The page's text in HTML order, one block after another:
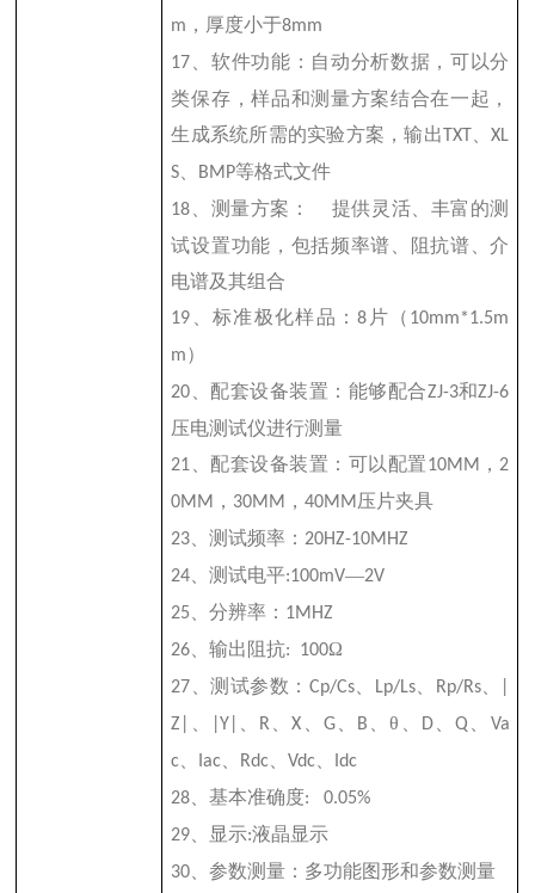
m ，厚度小于8mm
17 、软件功能：自动分析数据，可以分
类保存，样品和测量方案结合在一起，
生成系统所需的实验方案，输出
TXT 、XL
S
BMP等格式文件
18 、测量方案：
提供灵活、丰富的测
试设置功能，包括频率谱、阻抗谱、介
电谱及其组合
19 、标准极化样品：8 片（ 10mm*1.5m
m）
20 、配套设备装置：能够配合ZJ-3和ZJ-6
压电测试仪进行测量
21 、配套设备装置：可以配置10MM ， 2
0MM
， 30MM ，40MM 压片夹具
23 、测试频率： 20HZ-10MHZ
24 、测试电平:100mV—2V
25
、分辨率： 1MHZ
26 、输出阻抗: 100Ω
27 、测试参数： Cp/Cs、 Lp/Ls、 Rp/Rs、
Z|
|Y| R 、X G、 B 、θ、 D、Q
Va
c
Iac Rdc 、Vdc
Idc
28 、基本准确度: 0.05%
29 、显示:液晶显示
30 、参数测量：多功能图形和参数测量